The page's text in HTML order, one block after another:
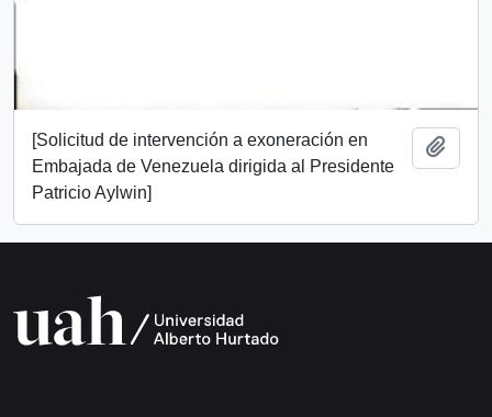
[Solicitud de intervención a exoneración en
Embajada de Venezuela dirigida al Presidente
Patricio Aylwin]